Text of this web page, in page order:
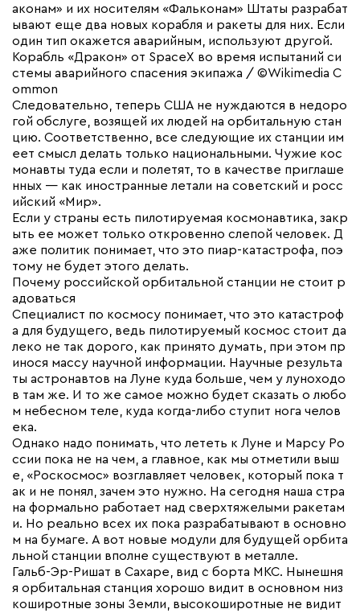
аконам» и их носителям «Фальконам» Штаты разрабат
ывают еще два новых корабля и ракеты для них. Если
один тип окажется аварийным, используют другой.
Корабль «Дракон» от SpaceX во время испытаний си
стемы аварийного спасения экипажа / ©Wikimedia C
ommon
Следовательно, теперь США не нуждаются в недоро
гой обслуге, возящей их людей на орбитальную стан
цию. Соответственно, все следующие их станции им
еет смысл делать только национальными. Чужие кос
монавты туда если и полетят, то в качестве приглаше
нных — как иностранные летали на советский и росс
ийский «Мир».
Если у страны есть пилотируемая космонавтика, закр
ыть ее может только откровенно слепой человек. Д
аже политик понимает, что это пиар-катастрофа, поэ
тому не будет этого делать.
Почему российской орбитальной станции не стоит р
адоваться
Специалист по космосу понимает, что это катастроф
а для будущего, ведь пилотируемый космос стоит да
леко не так дорого, как принято думать, при этом пр
инося массу научной информации. Научные результа
ты астронавтов на Луне куда больше, чем у луноходо
в там же. И то же самое можно будет сказать о любо
м небесном теле, куда когда-либо ступит нога челов
ека.
Однако надо понимать, что лететь к Луне и Марсу Ро
ссии пока не на чем, а главное, как мы отметили выш
е, «Роскосмос» возглавляет человек, который пока т
ак и не понял, зачем это нужно. На сегодня наша стра
на формально работает над сверхтяжелыми ракетам
и. Но реально всех их пока разрабатывают в основно
м на бумаге. А вот новые модули для будущей орбита
льной станции вполне существуют в металле.
Гальб-Эр-Ришат в Сахаре, вид с борта МКС. Нынешня
я орбитальная станция хорошо видит в основном низ
коширотные зоны Земли, высокоширотные не видит